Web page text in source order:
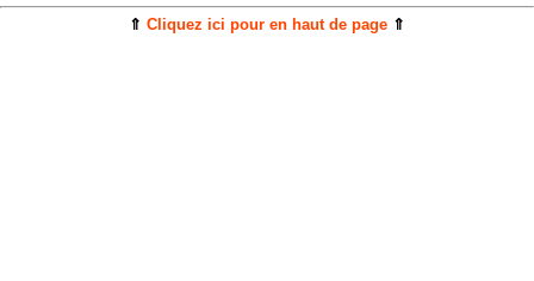
⇑ Cliquez ici pour en haut de page ⇑